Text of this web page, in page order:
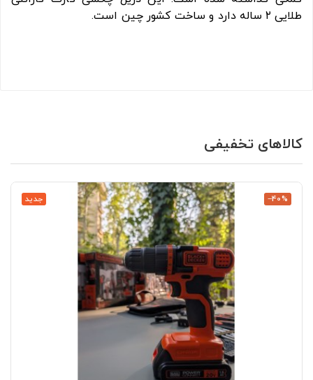
طلایی ۲ ساله دارد و ساخت کشور چین است.
کالاهای تخفیفی
جدید ‎−40%